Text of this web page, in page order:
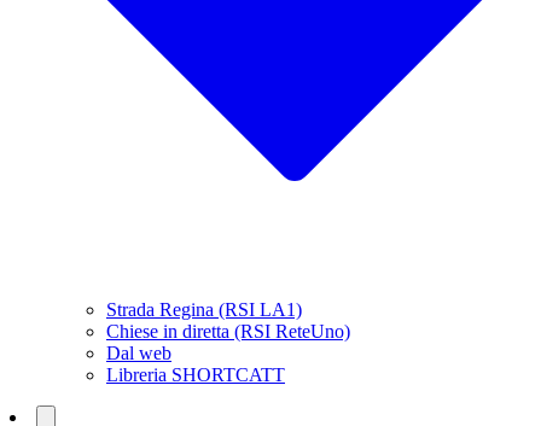
Strada Regina (RSI LA1)
Chiese in diretta (RSI ReteUno)
Dal web
Libreria SHORTCATT